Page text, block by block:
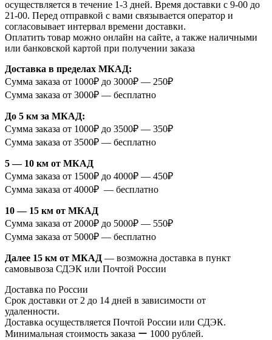
осуществляется в течение 1-3 дней. Время доставки с 9-00 до
21-00. Перед отправкой с вами связывается оператор и
согласовывает интервал времени доставки.
Оплатить товар можно онлайн на сайте, а также наличными
или банковской картой при получении заказа
Доставка в пределах МКАД:
Сумма заказа от 1000₽ до 3000₽ — 250₽
Сумма заказа от 3000₽ — бесплатно
До 5 км за МКАД:
Сумма заказа от 1000₽ до 3500₽ — 350₽
Сумма заказа от 3500₽ — бесплатно
5 — 10 км от МКАД
Сумма заказа от 1500₽ до 4000₽ — 450₽
Сумма заказа от 4000₽ — бесплатно
10 — 15 км от МКАД
Сумма заказа от 2000₽ до 5000₽ — 550₽
Сумма заказа от 5000₽ — бесплатно
Далее 15 км от МКАД — возможна доставка в пункт
самовывоза СДЭК или Почтой России
Доставка по России
Срок доставки от 2 до 14 дней в зависимости от
удаленности.
Доставка осуществляется Почтой России или СДЭК.
Минимальная стоимость заказа ー 1000 рублей.